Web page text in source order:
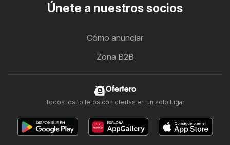
Únete a nuestros socios
Cómo anunciar
Zona B2B
Ofertero
Todos los folletos con ofertas en un solo lugar